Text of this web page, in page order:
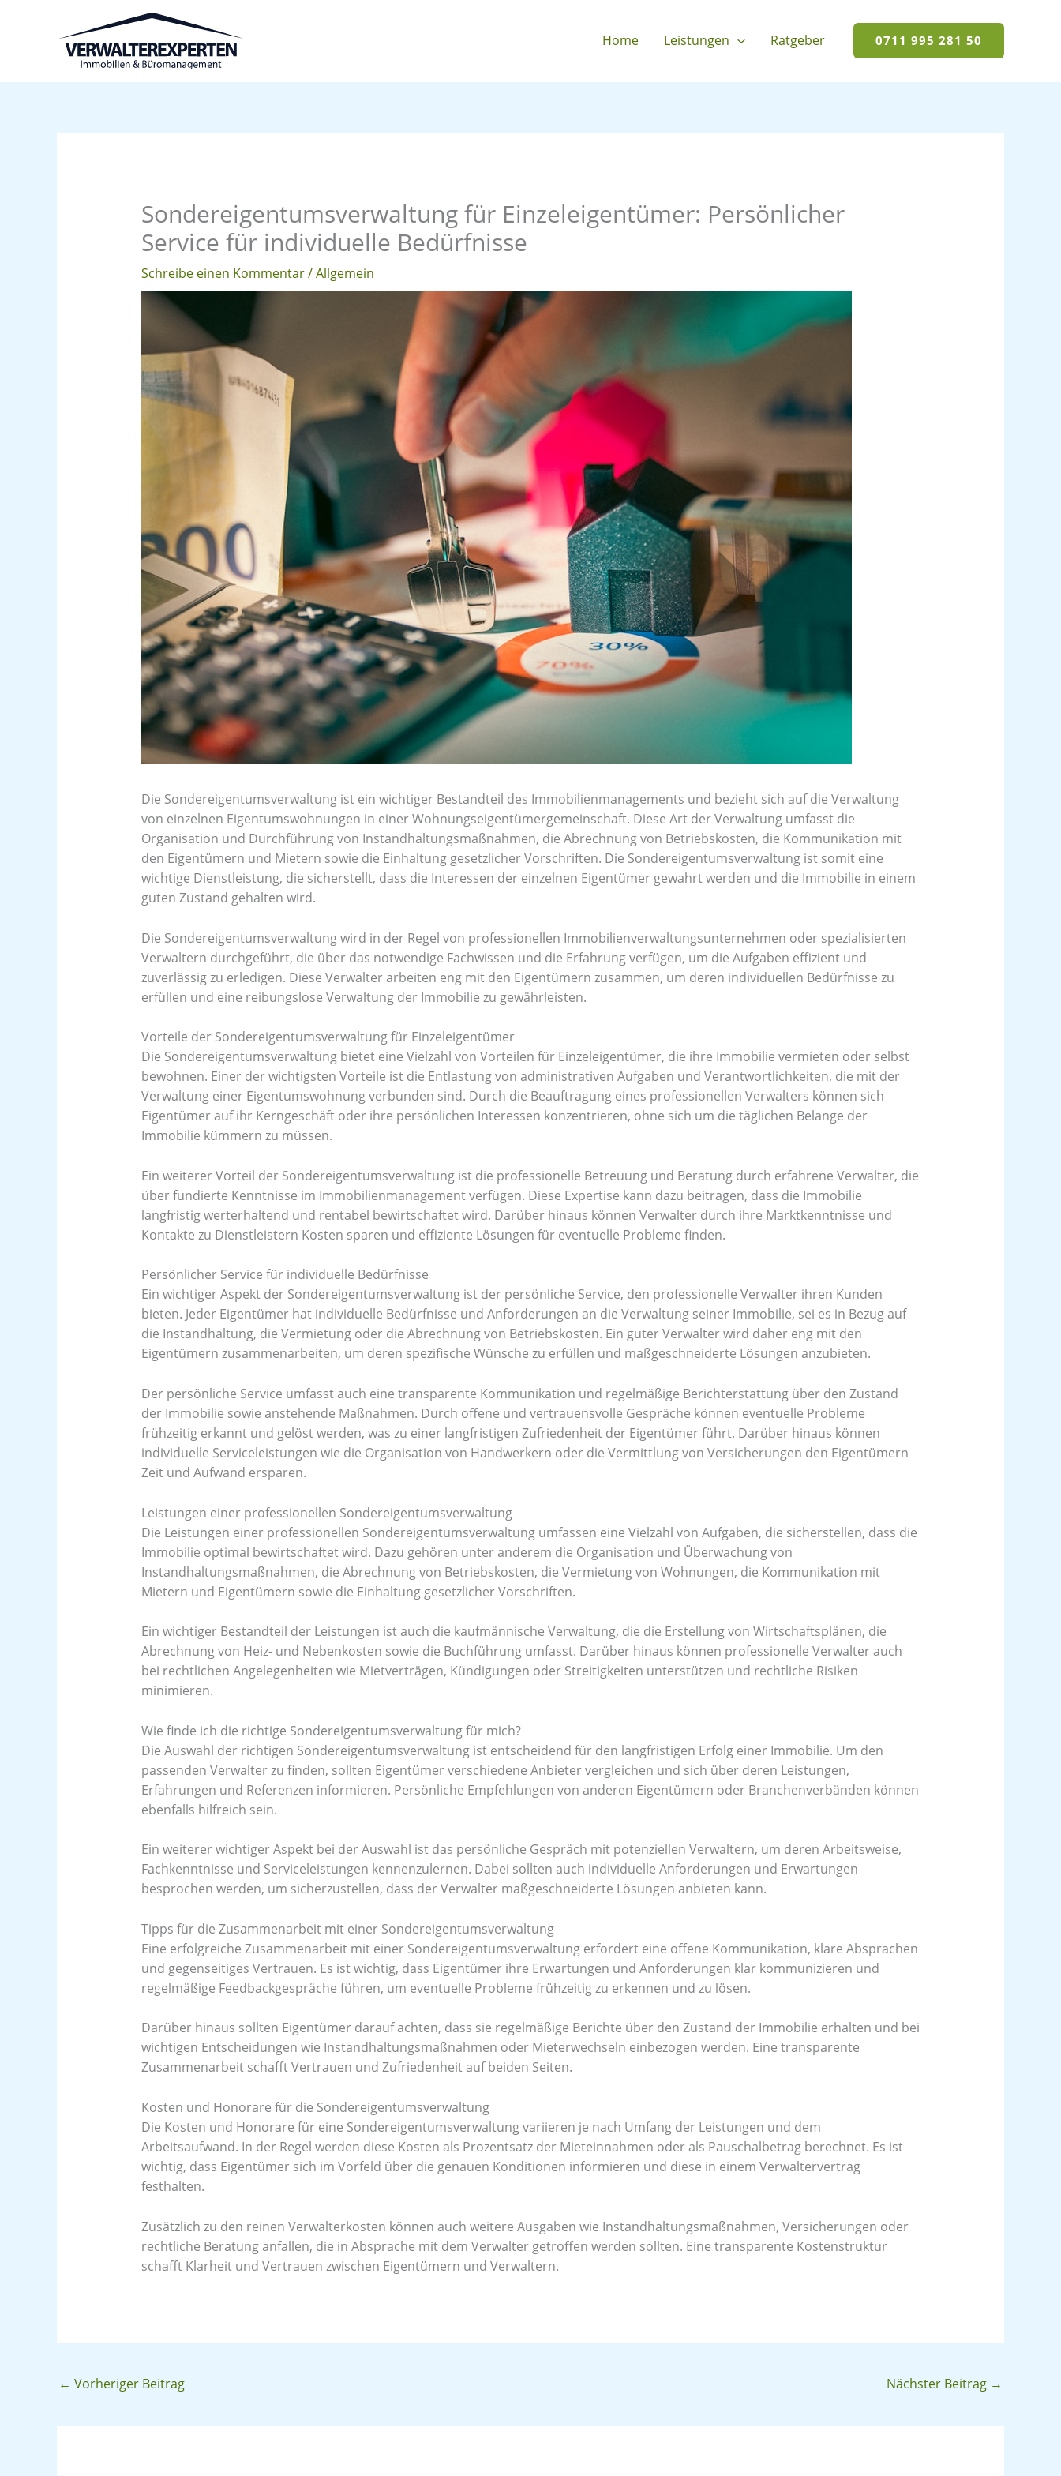
Home Leistungen Ratgeber 0711 995 281 50
Sondereigentumsverwaltung für Einzeleigentümer: Persönlicher
Service für individuelle Bedürfnisse
Schreibe einen Kommentar/Allgemein
Die Sondereigentumsverwaltung ist ein wichtiger Bestandteil des Immobilienmanagements und bezieht sich auf die Verwaltung
von einzelnen Eigentumswohnungen in einer Wohnungseigentümergemeinschaft. Diese Art der Verwaltung umfasst die
Organisation und Durchführung von Instandhaltungsmaßnahmen, die Abrechnung von Betriebskosten, die Kommunikation mit
den Eigentümern und Mietern sowie die Einhaltung gesetzlicher Vorschriften. Die Sondereigentumsverwaltung ist somit eine
wichtige Dienstleistung, die sicherstellt, dass die Interessen der einzelnen Eigentümer gewahrt werden und die Immobilie in einem
guten Zustand gehalten wird.
Die Sondereigentumsverwaltung wird in der Regel von professionellen Immobilienverwaltungsunternehmen oder spezialisierten
Verwaltern durchgeführt, die über das notwendige Fachwissen und die Erfahrung verfügen, um die Aufgaben effizient und
zuverlässig zu erledigen. Diese Verwalter arbeiten eng mit den Eigentümern zusammen, um deren individuellen Bedürfnisse zu
erfüllen und eine reibungslose Verwaltung der Immobilie zu gewährleisten.
Vorteile der Sondereigentumsverwaltung für Einzeleigentümer
Die Sondereigentumsverwaltung bietet eine Vielzahl von Vorteilen für Einzeleigentümer, die ihre Immobilie vermieten oder selbst
bewohnen. Einer der wichtigsten Vorteile ist die Entlastung von administrativen Aufgaben und Verantwortlichkeiten, die mit der
Verwaltung einer Eigentumswohnung verbunden sind. Durch die Beauftragung eines professionellen Verwalters können sich
Eigentümer auf ihr Kerngeschäft oder ihre persönlichen Interessen konzentrieren, ohne sich um die täglichen Belange der
Immobilie kümmern zu müssen.
Ein weiterer Vorteil der Sondereigentumsverwaltung ist die professionelle Betreuung und Beratung durch erfahrene Verwalter, die
über fundierte Kenntnisse im Immobilienmanagement verfügen. Diese Expertise kann dazu beitragen, dass die Immobilie
langfristig werterhaltend und rentabel bewirtschaftet wird. Darüber hinaus können Verwalter durch ihre Marktkenntnisse und
Kontakte zu Dienstleistern Kosten sparen und effiziente Lösungen für eventuelle Probleme finden.
Persönlicher Service für individuelle Bedürfnisse
Ein wichtiger Aspekt der Sondereigentumsverwaltung ist der persönliche Service, den professionelle Verwalter ihren Kunden
bieten. Jeder Eigentümer hat individuelle Bedürfnisse und Anforderungen an die Verwaltung seiner Immobilie, sei es in Bezug auf
die Instandhaltung, die Vermietung oder die Abrechnung von Betriebskosten. Ein guter Verwalter wird daher eng mit den
Eigentümern zusammenarbeiten, um deren spezifische Wünsche zu erfüllen und maßgeschneiderte Lösungen anzubieten.
Der persönliche Service umfasst auch eine transparente Kommunikation und regelmäßige Berichterstattung über den Zustand
der Immobilie sowie anstehende Maßnahmen. Durch offene und vertrauensvolle Gespräche können eventuelle Probleme
frühzeitig erkannt und gelöst werden, was zu einer langfristigen Zufriedenheit der Eigentümer führt. Darüber hinaus können
individuelle Serviceleistungen wie die Organisation von Handwerkern oder die Vermittlung von Versicherungen den Eigentümern
Zeit und Aufwand ersparen.
Leistungen einer professionellen Sondereigentumsverwaltung
Die Leistungen einer professionellen Sondereigentumsverwaltung umfassen eine Vielzahl von Aufgaben, die sicherstellen, dass die
Immobilie optimal bewirtschaftet wird. Dazu gehören unter anderem die Organisation und Überwachung von
Instandhaltungsmaßnahmen, die Abrechnung von Betriebskosten, die Vermietung von Wohnungen, die Kommunikation mit
Mietern und Eigentümern sowie die Einhaltung gesetzlicher Vorschriften.
Ein wichtiger Bestandteil der Leistungen ist auch die kaufmännische Verwaltung, die die Erstellung von Wirtschaftsplänen, die
Abrechnung von Heiz- und Nebenkosten sowie die Buchführung umfasst. Darüber hinaus können professionelle Verwalter auch
bei rechtlichen Angelegenheiten wie Mietverträgen, Kündigungen oder Streitigkeiten unterstützen und rechtliche Risiken
minimieren.
Wie finde ich die richtige Sondereigentumsverwaltung für mich?
Die Auswahl der richtigen Sondereigentumsverwaltung ist entscheidend für den langfristigen Erfolg einer Immobilie. Um den
passenden Verwalter zu finden, sollten Eigentümer verschiedene Anbieter vergleichen und sich über deren Leistungen,
Erfahrungen und Referenzen informieren. Persönliche Empfehlungen von anderen Eigentümern oder Branchenverbänden können
ebenfalls hilfreich sein.
Ein weiterer wichtiger Aspekt bei der Auswahl ist das persönliche Gespräch mit potenziellen Verwaltern, um deren Arbeitsweise,
Fachkenntnisse und Serviceleistungen kennenzulernen. Dabei sollten auch individuelle Anforderungen und Erwartungen
besprochen werden, um sicherzustellen, dass der Verwalter maßgeschneiderte Lösungen anbieten kann.
Tipps für die Zusammenarbeit mit einer Sondereigentumsverwaltung
Eine erfolgreiche Zusammenarbeit mit einer Sondereigentumsverwaltung erfordert eine offene Kommunikation, klare Absprachen
und gegenseitiges Vertrauen. Es ist wichtig, dass Eigentümer ihre Erwartungen und Anforderungen klar kommunizieren und
regelmäßige Feedbackgespräche führen, um eventuelle Probleme frühzeitig zu erkennen und zu lösen.
Darüber hinaus sollten Eigentümer darauf achten, dass sie regelmäßige Berichte über den Zustand der Immobilie erhalten und bei
wichtigen Entscheidungen wie Instandhaltungsmaßnahmen oder Mieterwechseln einbezogen werden. Eine transparente
Zusammenarbeit schafft Vertrauen und Zufriedenheit auf beiden Seiten.
Kosten und Honorare für die Sondereigentumsverwaltung
Die Kosten und Honorare für eine Sondereigentumsverwaltung variieren je nach Umfang der Leistungen und dem
Arbeitsaufwand. In der Regel werden diese Kosten als Prozentsatz der Mieteinnahmen oder als Pauschalbetrag berechnet. Es ist
wichtig, dass Eigentümer sich im Vorfeld über die genauen Konditionen informieren und diese in einem Verwaltervertrag
festhalten.
Zusätzlich zu den reinen Verwalterkosten können auch weitere Ausgaben wie Instandhaltungsmaßnahmen, Versicherungen oder
rechtliche Beratung anfallen, die in Absprache mit dem Verwalter getroffen werden sollten. Eine transparente Kostenstruktur
schafft Klarheit und Vertrauen zwischen Eigentümern und Verwaltern.
← Vorheriger Beitrag Nächster Beitrag →